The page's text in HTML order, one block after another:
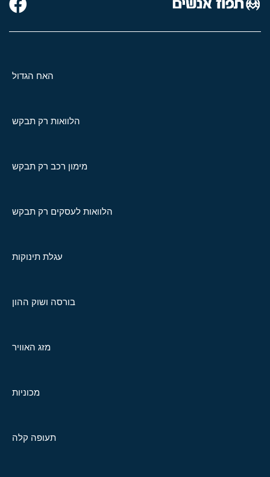
האח הגדול
הלוואות רק תבקש
מימון רכב רק תבקש
הלוואות לעסקים רק תבקש
עגלת תינוקות
בורסה ושוק ההון
מזג האוויר
מכוניות
תעופה קלה